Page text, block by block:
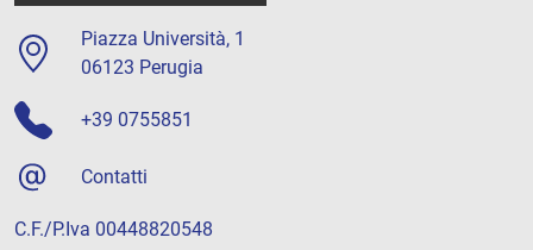
Piazza Università, 1
06123 Perugia
+39 0755851
Contatti
C.F./P.Iva 00448820548